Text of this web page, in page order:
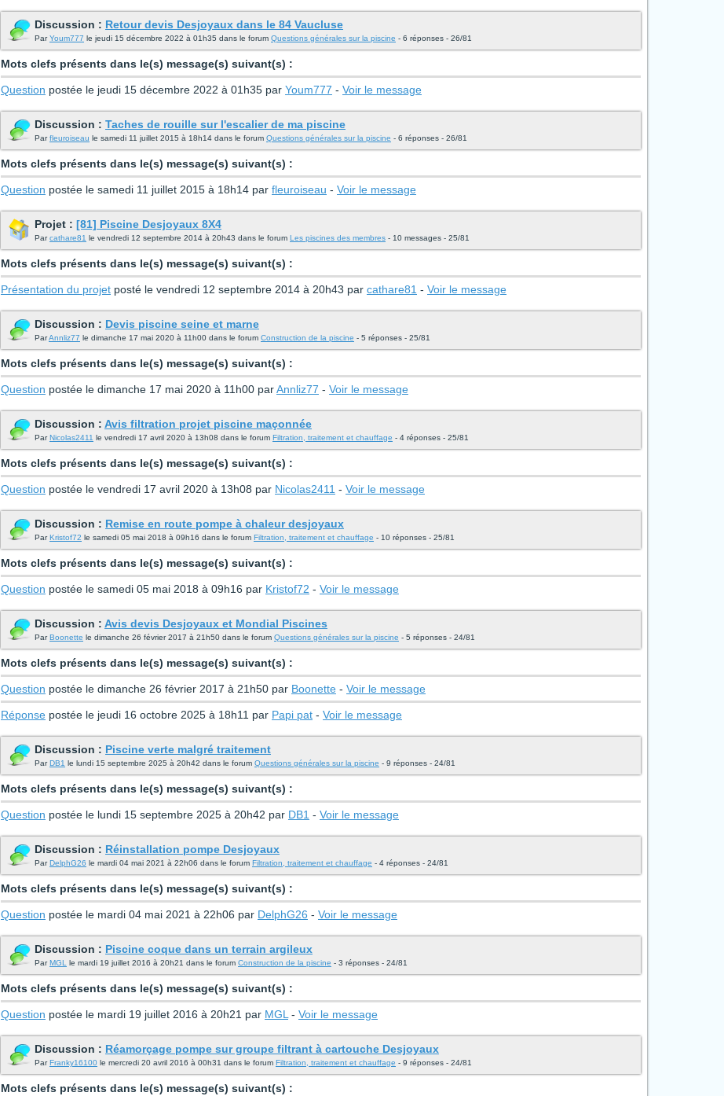
Discussion : Retour devis Desjoyaux dans le 84 Vaucluse
ParYoum777 le jeudi 15 décembre 2022 à 01h35 dans le forum Questions générales sur la piscine - 6 réponses - 26/81
Mots clefs présents dans le(s) message(s) suivant(s) :
Question postée le jeudi 15 décembre 2022 à 01h35 par Youm777 - Voir le message
Discussion : Taches de rouille sur l'escalier de ma piscine
Parfleuroiseau le samedi 11 juillet 2015 à 18h14 dans le forum Questions générales sur la piscine - 6 réponses - 26/81
Mots clefs présents dans le(s) message(s) suivant(s) :
Question postée le samedi 11 juillet 2015 à 18h14 par fleuroiseau - Voir le message
Projet : [81] Piscine Desjoyaux 8X4
Parcathare81 le vendredi 12 septembre 2014 à 20h43 dans le forum Les piscines des membres - 10 messages - 25/81
Mots clefs présents dans le(s) message(s) suivant(s) :
Présentation du projet posté le vendredi 12 septembre 2014 à 20h43 par cathare81 - Voir le message
Discussion : Devis piscine seine et marne
ParAnnliz77 le dimanche 17 mai 2020 à 11h00 dans le forum Construction de la piscine - 5 réponses - 25/81
Mots clefs présents dans le(s) message(s) suivant(s) :
Question postée le dimanche 17 mai 2020 à 11h00 parAnnliz77 - Voir le message
Discussion : Avis filtration projet piscine maçonnée
ParNicolas2411 le vendredi 17 avril 2020 à 13h08 dans le forum Filtration, traitement et chauffage - 4 réponses - 25/81
Mots clefs présents dans le(s) message(s) suivant(s) :
Question postée le vendredi 17 avril 2020 à 13h08 par Nicolas2411 - Voir le message
Discussion : Remise en route pompe à chaleur desjoyaux
ParKristof72 le samedi 05 mai 2018 à 09h16 dans le forum Filtration, traitement et chauffage - 10 réponses - 25/81
Mots clefs présents dans le(s) message(s) suivant(s) :
Question postée le samedi 05 mai 2018 à 09h16 par Kristof72 - Voir le message
Discussion : Avis devis Desjoyaux et Mondial Piscines
ParBoonette le dimanche 26 février 2017 à 21h50 dans le forum Questions générales sur la piscine - 5 réponses - 24/81
Mots clefs présents dans le(s) message(s) suivant(s) :
Question postée le dimanche 26 février 2017 à 21h50 par Boonette - Voir le message
Réponse postée le jeudi 16 octobre 2025 à 18h11 par Papi pat - Voir le message
Discussion : Piscine verte malgré traitement
ParDB1 le lundi 15 septembre 2025 à 20h42 dans le forum Questions générales sur la piscine - 9 réponses - 24/81
Mots clefs présents dans le(s) message(s) suivant(s) :
Question postée le lundi 15 septembre 2025 à 20h42 par DB1 - Voir le message
Discussion : Réinstallation pompe Desjoyaux
ParDelphG26 le mardi 04 mai 2021 à 22h06 dans le forum Filtration, traitement et chauffage - 4 réponses - 24/81
Mots clefs présents dans le(s) message(s) suivant(s) :
Question postée le mardi 04 mai 2021 à 22h06 par DelphG26 - Voir le message
Discussion : Piscine coque dans un terrain argileux
ParMGL le mardi 19 juillet 2016 à 20h21 dans le forum Construction de la piscine - 3 réponses - 24/81
Mots clefs présents dans le(s) message(s) suivant(s) :
Question postée le mardi 19 juillet 2016 à 20h21 par MGL - Voir le message
Discussion : Réamorçage pompe sur groupe filtrant à cartouche Desjoyaux
ParFranky16100 le mercredi 20 avril 2016 à 00h31 dans le forum Filtration, traitement et chauffage - 9 réponses - 24/81
Mots clefs présents dans le(s) message(s) suivant(s) :